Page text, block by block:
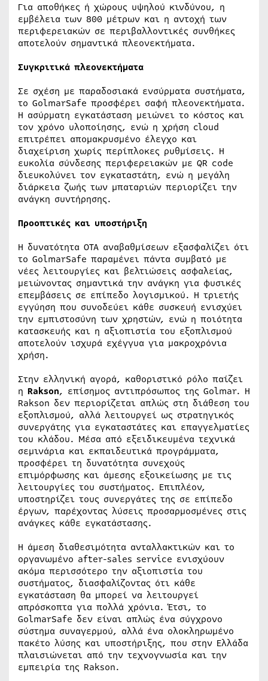
Για αποθήκες ή χώρους υψηλού κινδύνου, η
εμβέλεια των 800 μέτρων και η αντοχή των
περιφερειακών σε περιβαλλοντικές συνθήκες
αποτελούν σημαντικά πλεονεκτήματα.
Συγκριτικά πλεονεκτήματα
Σε σχέση με παραδοσιακά ενσύρματα συστήματα,
το GolmarSafe προσφέρει σαφή πλεονεκτήματα.
Η ασύρματη εγκατάσταση μειώνει το κόστος και
τον χρόνο υλοποίησης, ενώ η χρήση cloud
επιτρέπει απομακρυσμένο έλεγχο και
διαχείριση χωρίς περίπλοκες ρυθμίσεις. Η
ευκολία σύνδεσης περιφερειακών με QR code
διευκολύνει τον εγκαταστάτη, ενώ η μεγάλη
διάρκεια ζωής των μπαταριών περιορίζει την
ανάγκη συντήρησης.
Προοπτικές και υποστήριξη
Η δυνατότητα OTA αναβαθμίσεων εξασφαλίζει ότι
το GolmarSafe παραμένει πάντα συμβατό με
νέες λειτουργίες και βελτιώσεις ασφαλείας,
μειώνοντας σημαντικά την ανάγκη για φυσικές
επεμβάσεις σε επίπεδο λογισμικού. Η τριετής
εγγύηση που συνοδεύει κάθε συσκευή ενισχύει
την εμπιστοσύνη των χρηστών, ενώ η ποιότητα
κατασκευής και η αξιοπιστία του εξοπλισμού
αποτελούν ισχυρά εχέγγυα για μακροχρόνια
χρήση.
Στην ελληνική αγορά, καθοριστικό ρόλο παίζει
η Rakson, επίσημος αντιπρόσωπος της Golmar. Η
Rakson δεν περιορίζεται απλώς στη διάθεση του
εξοπλισμού, αλλά λειτουργεί ως στρατηγικός
συνεργάτης για εγκαταστάτες και επαγγελματίες
του κλάδου. Μέσα από εξειδικευμένα τεχνικά
σεμινάρια και εκπαιδευτικά προγράμματα,
προσφέρει τη δυνατότητα συνεχούς
επιμόρφωσης και άμεσης εξοικείωσης με τις
λειτουργίες του συστήματος. Επιπλέον,
υποστηρίζει τους συνεργάτες της σε επίπεδο
έργων, παρέχοντας λύσεις προσαρμοσμένες στις
ανάγκες κάθε εγκατάστασης.
Η άμεση διαθεσιμότητα ανταλλακτικών και το
οργανωμένο after-sales service ενισχύουν
ακόμα περισσότερο την αξιοπιστία του
συστήματος, διασφαλίζοντας ότι κάθε
εγκατάσταση θα μπορεί να λειτουργεί
απρόσκοπτα για πολλά χρόνια. Έτσι, το
GolmarSafe δεν είναι απλώς ένα σύγχρονο
σύστημα συναγερμού, αλλά ένα ολοκληρωμένο
πακέτο λύσης και υποστήριξης, που στην Ελλάδα
πλαισιώνεται από την τεχνογνωσία και την
εμπειρία της Rakson.